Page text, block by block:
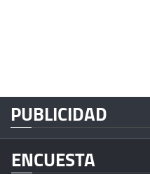
PUBLICIDAD
ENCUESTA